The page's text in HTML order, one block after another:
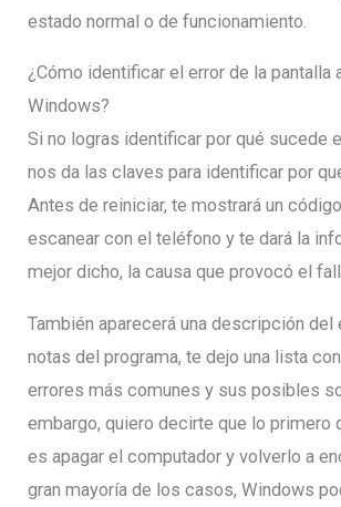
estado normal o de funcionamiento.
¿Cómo identificar el error de la pantalla
Windows?
Si no logras identificar por qué sucede
nos da las claves para identificar por
Antes de reiniciar, te mostrará un
escanear con el teléfono y te dará la
mejor dicho, la causa que provocó el
También aparecerá una descripción del
notas del programa, te dejo una lista
errores más comunes y sus posibles
embargo, quiero decirte que lo primero
es apagar el computador y volverlo a
gran mayoría de los casos, Windows